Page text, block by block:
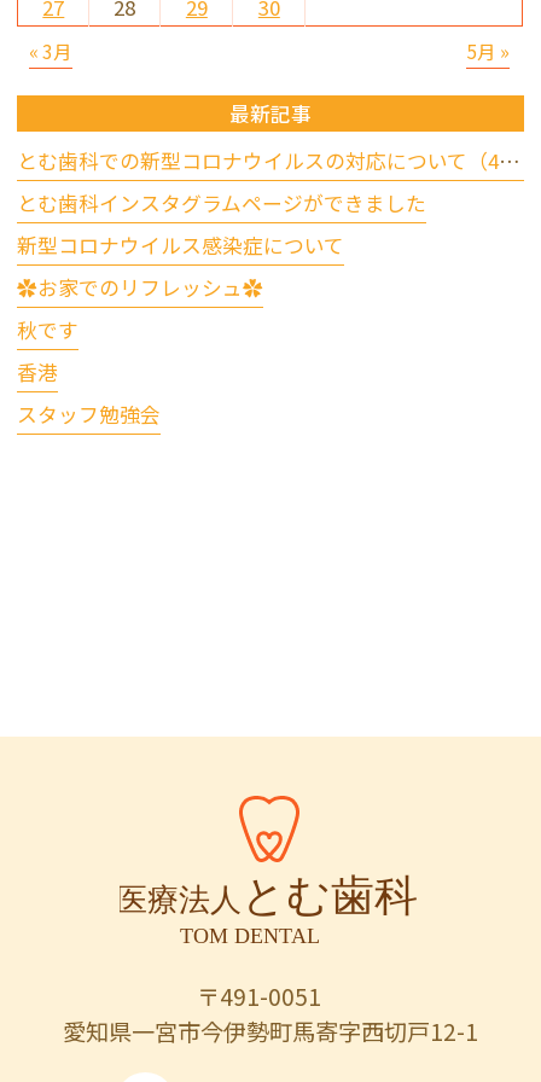
« 3月 5月 »
27 28 29 30
最新記事
とむ歯科での新型コロナウイルスの対応について（4/17更新）
とむ歯科インスタグラムページができました
新型コロナウイルス感染症について
✿お家でのリフレッシュ✿
秋です
香港
スタッフ勉強会
〒491-0051
愛知県一宮市今伊勢町馬寄字西切戸12-1